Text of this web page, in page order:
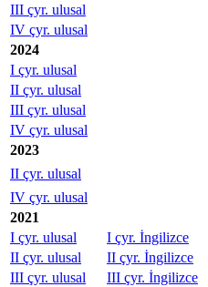
III çyr. ulusal
IV çyr. ulusal
2024
I çyr. ulusal
II çyr. ulusal
III çyr. ulusal
IV çyr. ulusal
2023
II çyr. ulusal
IV çyr. ulusal
2021
I çyr. ulusal
I çyr. İngilizce
II çyr. ulusal
II çyr. İngilizce
III çyr. ulusal
III çyr. İngilizce